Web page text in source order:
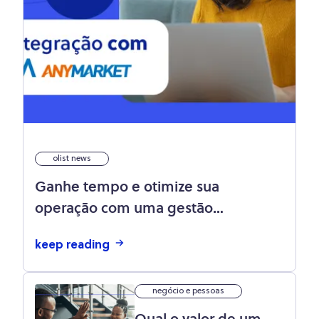
olist news
Ganhe tempo e otimize sua
operação com uma gestão
integração Olist Store e Anymarket
keep reading
negócio e pessoas